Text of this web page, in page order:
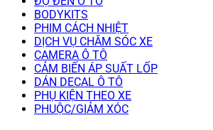
BODYKITS
PHIM CÁCH NHIỆT
DỊCH VỤ CHĂM SÓC XE
CAMERA Ô TÔ
CẢM BIẾN ÁP SUẤT LỐP
DÁN DECAL Ô TÔ
PHỤ KIỆN THEO XE
PHUỘC/GIẢM XÓC